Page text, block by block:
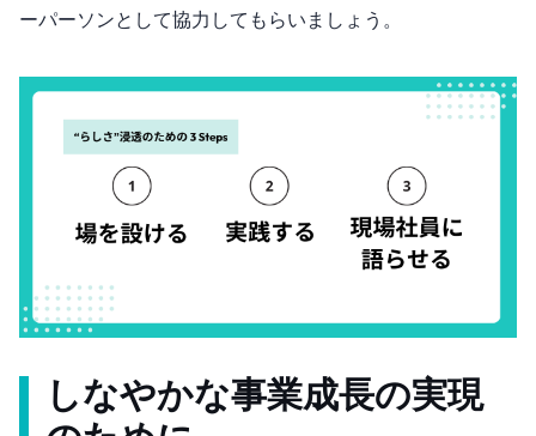
ーパーソンとして協力してもらいましょう。
しなやかな事業成長の実現